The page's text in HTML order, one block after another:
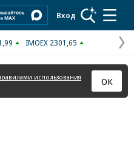
Вход
IMOEX 2301,65
использования
ОК